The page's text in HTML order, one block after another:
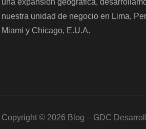
nuestra unidad de negocio en Lima,
Miami y Chicago, E.U.A.
Copyright © 2026 Blog – GDC